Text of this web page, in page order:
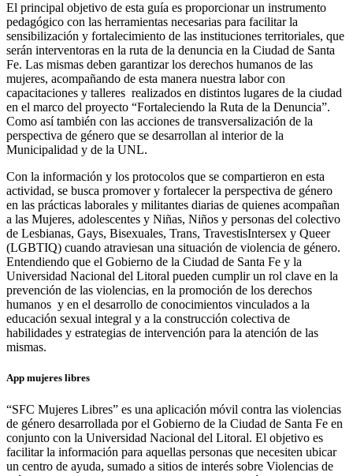
El principal objetivo de esta guía es proporcionar un instrumento
pedagógico con las herramientas necesarias para facilitar la
sensibilización y fortalecimiento de las instituciones territoriales, que
serán interventoras en la ruta de la denuncia en la Ciudad de Santa
Fe. Las mismas deben garantizar los derechos humanos de las
mujeres, acompañando de esta manera nuestra labor con
capacitaciones y talleres realizados en distintos lugares de la ciudad
en el marco del proyecto “Fortaleciendo la Ruta de la Denuncia”.
Como así también con las acciones de transversalización de la
perspectiva de género que se desarrollan al interior de la
Municipalidad y de la UNL.
Con la información y los protocolos que se compartieron en esta
actividad, se busca promover y fortalecer la perspectiva de género
en las prácticas laborales y militantes diarias de quienes acompañan
a las Mujeres, adolescentes y Niñas, Niños y personas del colectivo
de Lesbianas, Gays, Bisexuales, Trans, TravestisIntersex y Queer
(LGBTIQ) cuando atraviesan una situación de violencia de género.
Entendiendo que el Gobierno de la Ciudad de Santa Fe y la
Universidad Nacional del Litoral pueden cumplir un rol clave en la
prevención de las violencias, en la promoción de los derechos
humanos y en el desarrollo de conocimientos vinculados a la
educación sexual integral y a la construcción colectiva de
habilidades y estrategias de intervención para la atención de las
mismas.
App mujeres libres
“SFC Mujeres Libres” es una aplicación móvil contra las violencias
de género desarrollada por el Gobierno de la Ciudad de Santa Fe en
conjunto con la Universidad Nacional del Litoral. El objetivo es
facilitar la información para aquellas personas que necesiten ubicar
un centro de ayuda, sumado a sitios de interés sobre Violencias de